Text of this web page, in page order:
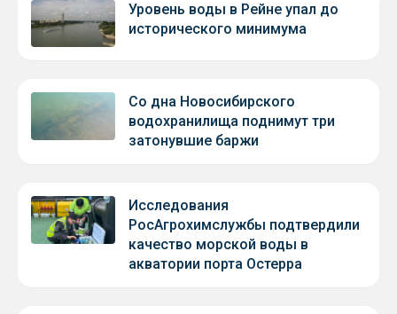
Уровень воды в Рейне упал до
исторического минимума
Со дна Новосибирского
водохранилища поднимут три
затонувшие баржи
Исследования
РосАгрохимслужбы подтвердили
качество морской воды в
акватории порта Остерра